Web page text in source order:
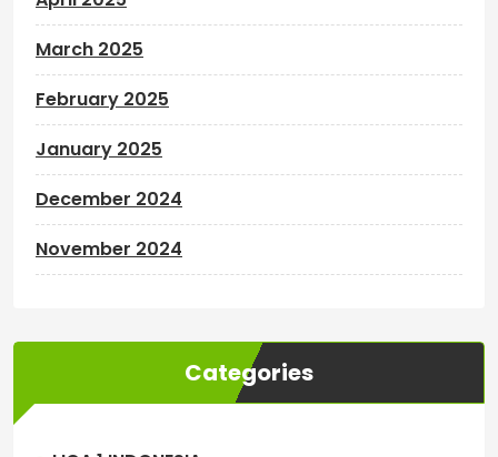
March 2025
February 2025
January 2025
December 2024
November 2024
Categories